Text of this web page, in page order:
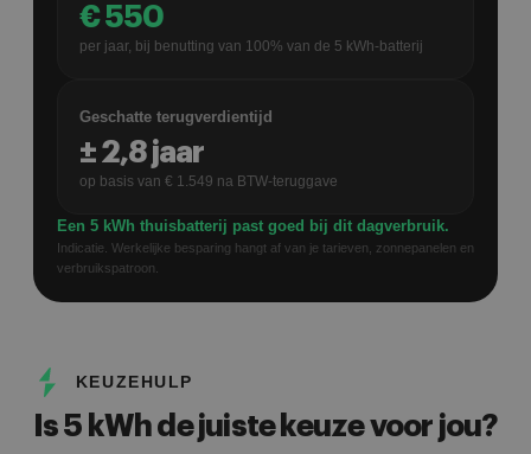
€550
per jaar, bij benutting van 100% van de 5 kWh-batterij
Geschatte terugverdientijd
±2,8jaar
op basis van € 1.549 na BTW-teruggave
Een 5 kWh thuisbatterij past goed bij dit dagverbruik.
Indicatie. Werkelijke besparing hangt af van je tarieven, zonnepanelen en
verbruikspatroon.
KEUZEHULP
Is 5 kWh de juiste keuze voor jou?